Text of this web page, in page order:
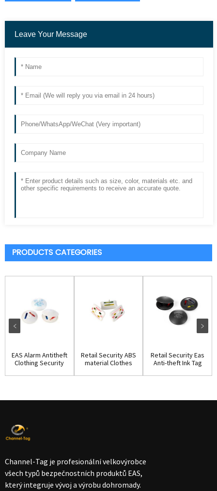
PRODUCTS CATEGORIES
EAS Alarm Antitheft
Clothing Security
Retail Security ABS
material Clothes
Retail Security Eas
Anti-theft Ink Tag
Channel-Tag je profesionální velkovýrobce
všech typů bezpečnostních produktů EAS,
který integruje vývoj a výrobu dohromady.